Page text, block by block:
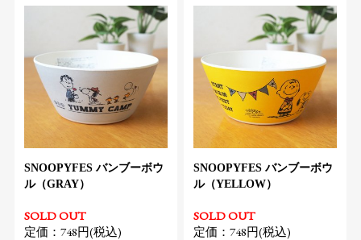
SNOOPYFES バンブーボウ
ル（GRAY）
SOLD OUT
定価：748円(税込)
SNOOPYFES バンブーボウ
ル（YELLOW）
SOLD OUT
定価：748円(税込)